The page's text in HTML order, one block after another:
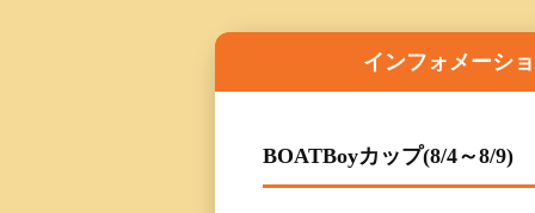
出場予定選手データ
レース一覧
インフォメーシ
BOATBoyカップ(8/4～8/9)